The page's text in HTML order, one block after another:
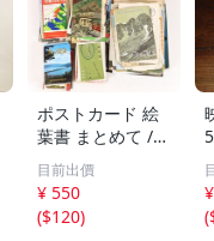
ポストカード 絵
葉書 まとめて /
大量 / アジア / 写
真 / 文化 / 観光 /
旅行 / はがき / 現
状品
目前出價
¥ 550
($120)
(